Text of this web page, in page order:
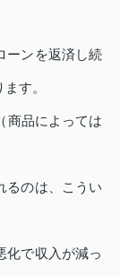
ーンを返済し続
す。
商品によっては
るのは、こうい
化で収入が減っ